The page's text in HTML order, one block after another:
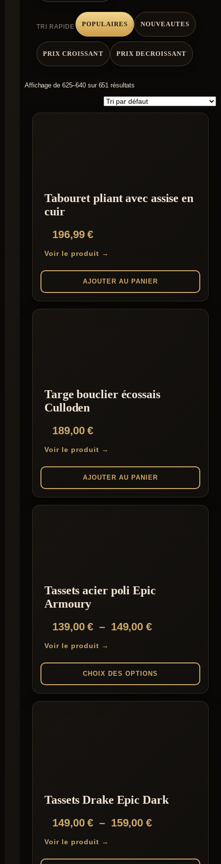
TRI RAPIDE POPULAIRES NOUVEAUTES
PRIX CROISSANT PRIX DECROISSANT
Affichage de 625–640 sur 651 résultats
Tabouret pliant avec assise en
cuir
196,99€
Voir le produit →
AJOUTER AU PANIER
Targe bouclier écossais
Culloden
189,00€
Voir le produit →
AJOUTER AU PANIER
Tassets acier poli Epic
Armoury
139,00€ – 149,00€Plage
139,00 €
à
149,00 €
Voir le produit →
CHOIX DES OPTIONS
produit
Tassets Drake Epic Dark
149,00€ – 159,00€Plage
Voir le produit →